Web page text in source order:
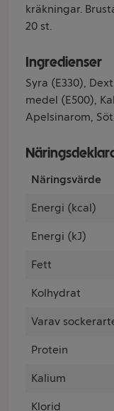
kräkningar.
20 st.
Ingredienser
Syra (E330),
medel (E500),
Apelsinarom,
Näringsvärde
Energi (kcal)
Energi (kJ)
Fett
Kolhydrat
Varav
Protein
Kalium
Klorid